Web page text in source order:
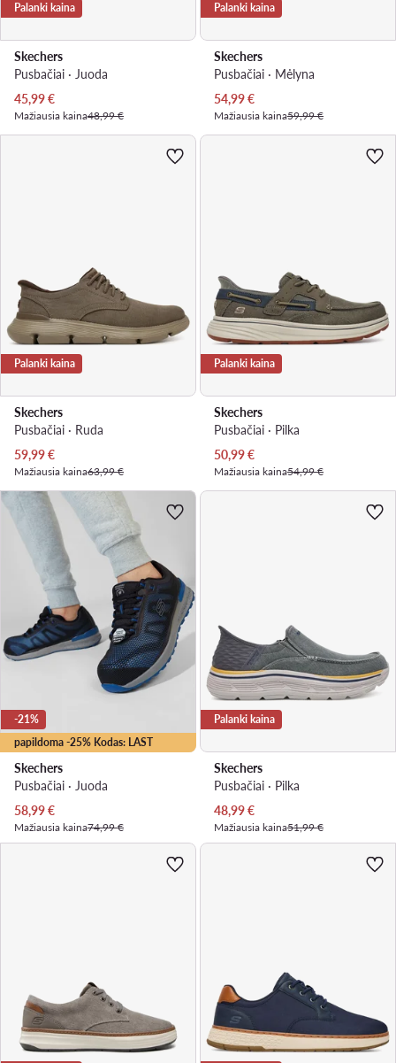
Palanki kaina
Skechers
Pusbačiai · Juoda
Dabartinė kaina
45,99€
Mažiausia kaina48,99 €
Palanki kaina
Skechers
Pusbačiai · Mėlyna
Dabartinė kaina
54,99€
Mažiausia kaina59,99 €
Palanki kaina
Skechers
Pusbačiai · Ruda
Dabartinė kaina
59,99€
Mažiausia kaina63,99 €
Palanki kaina
Skechers
Pusbačiai · Pilka
Dabartinė kaina
50,99€
Mažiausia kaina54,99 €
papildoma -25% Kodas: LAST
-21%
Skechers
Pusbačiai · Juoda
Dabartinė kaina
58,99€
Mažiausia kaina74,99 €
Palanki kaina
Skechers
Pusbačiai · Pilka
Dabartinė kaina
48,99€
Mažiausia kaina51,99 €